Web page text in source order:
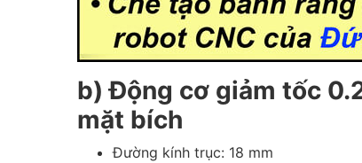
b) Động cơ giảm tốc
mặt bích
Đường kính trục: 18 mm